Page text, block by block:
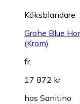
Köksblandare
Grohe Blue
(Krom)
fr.
17 872 kr
hos Sanitino